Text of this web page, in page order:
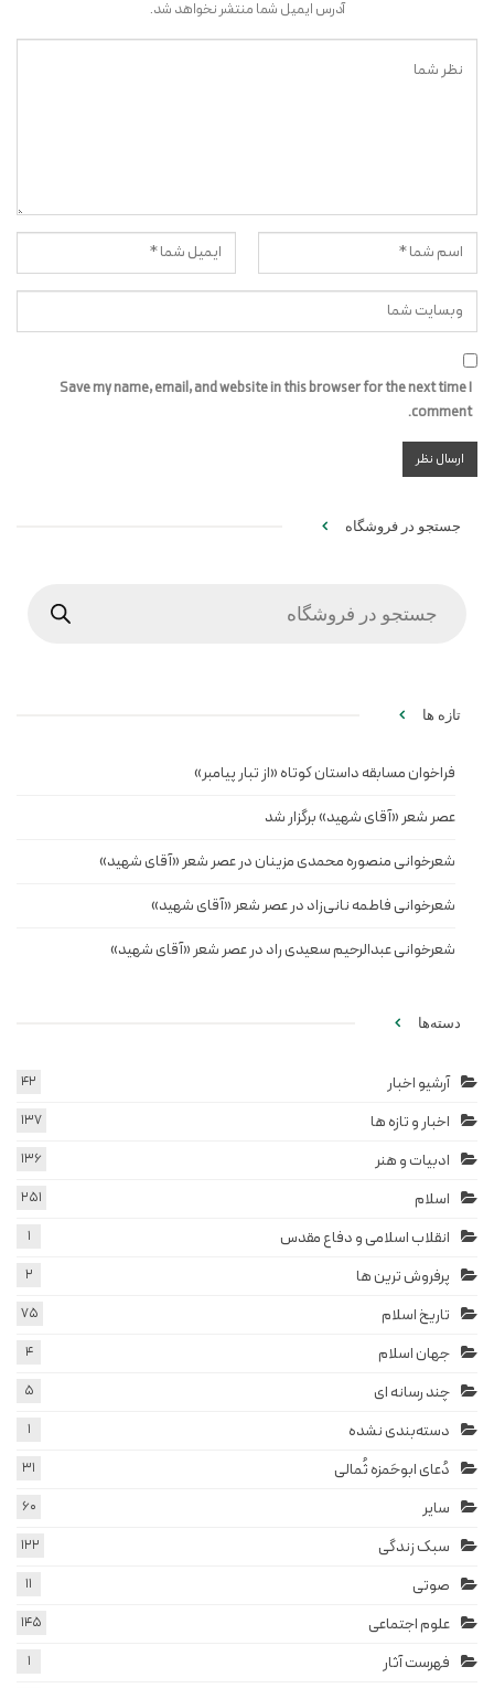
آدرس ایمیل شما منتشر نخواهد شد.
Save my name, email, and website in this browser for the next time I
comment.
جستجو در فروشگاه
تازه ها
فراخوان مسابقه داستان کوتاه «از تبار پیامبر»
عصر شعر «آقای شهید» برگزار شد
شعرخوانی منصوره محمدی مزینان در عصر شعر «آقای شهید»
شعرخوانی فاطمه نانی‌زاد در عصر شعر «آقای شهید»
شعرخوانی عبدالرحیم سعیدی راد در عصر شعر «آقای شهید»
دسته‌ها
آرشیو اخبار 42
اخبار و تازه ها 137
ادبیات و هنر 136
اسلام 251
انقلاب اسلامی و دفاع مقدس 1
پرفروش ترین ها 2
تاریخ اسلام 75
جهان اسلام 4
چند رسانه ای 5
دسته‌بندی نشده 1
دُعای ابوحَمزه ثُمالی 31
سایر 60
سبک زندگی 122
صوتی 11
علوم اجتماعی 145
فهرست آثار 1